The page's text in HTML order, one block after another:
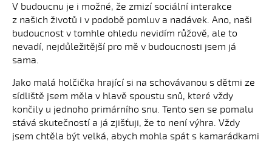
V budoucnu je i možné, že zmizí sociální interakce
z našich životů i v podobě pomluv a nadávek. Ano, naši
budoucnost v tomhle ohledu nevidím růžově, ale to
nevadí, nejdůležitější pro mě v budoucnosti jsem já
sama.
Jako malá holčička hrající si na schovávanou s dětmi ze
sídliště jsem měla v hlavě spoustu snů, které vždy
končily u jednoho primárního snu. Tento sen se pomalu
stává skutečností a já zjišťuji, že to není výhra. Vždy
jsem chtěla být velká, abych mohla spát s kamarádkami